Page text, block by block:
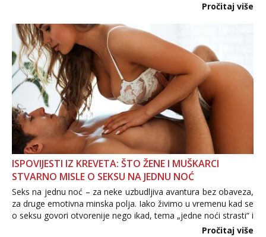
Važno je izbjeći prebrzo otkrivanje osobnih ili intimnih
informacija, jer nepoznata osoba još nije zaslužila to
povjerenje. Takođe...
Pročitaj više
ISPOVIJESTI IZ KREVETA: ŠTO ŽENE I MUŠKARCI
STVARNO MISLE O SEKSU NA JEDNU NOĆ
Seks na jednu noć – za neke uzbudljiva avantura bez obaveza,
za druge emotivna minska polja. Iako živimo u vremenu kad se
o seksu govori otvorenije nego ikad, tema „jedne noći strasti“ i
dalje izaziva burne rasprave. Što zapravo misle žene, a što
Pročitaj više